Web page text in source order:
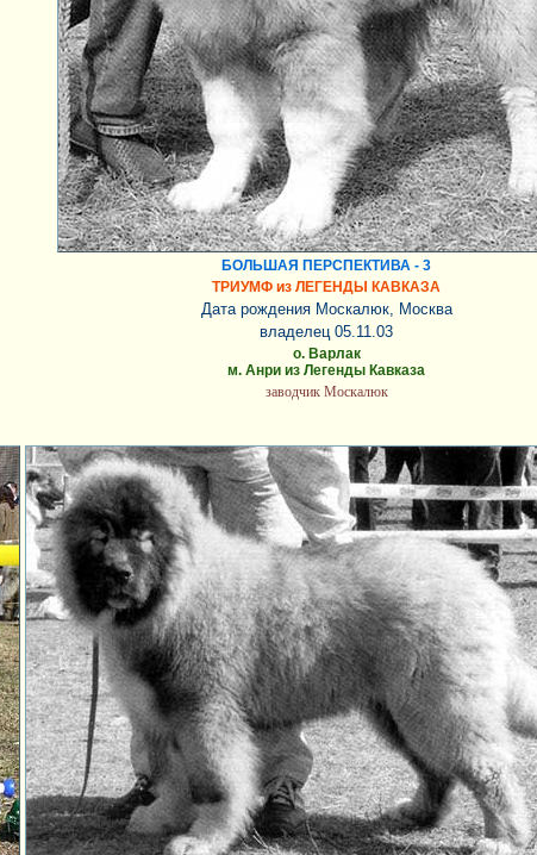
БОЛЬШАЯ ПЕРСПЕКТИВА - 3
ТРИУМФ из ЛЕГЕНДЫ КАВКАЗА
Дата рождения Москалюк, Москва
владелец 05.11.03
о. Варлак
м. Анри из Легенды Кавказа
заводчик Москалюк